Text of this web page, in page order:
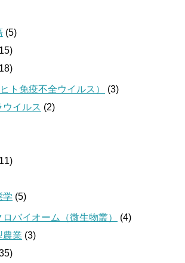
(5)
ト免疫不全ウイルス）
(3)
ウイルス (2)
学 (5)
ロバイオーム（微生物叢）
(4)
農業 (3)